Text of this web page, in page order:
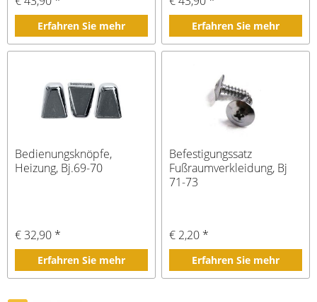
Erfahren Sie mehr Erfahren Sie mehr
Bedienungsknöpfe,
Heizung, Bj.69-70
€ 32,90 *
Erfahren Sie mehr
Befestigungssatz
Fußraumverkleidung, Bj
71-73
€ 2,20 *
Erfahren Sie mehr